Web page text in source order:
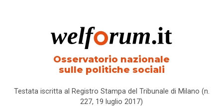
Osservatorio nazionale
sulle politiche sociali
Testata iscritta al Registro Stampa del Tribunale di Milano (n.
227, 19 luglio 2017)